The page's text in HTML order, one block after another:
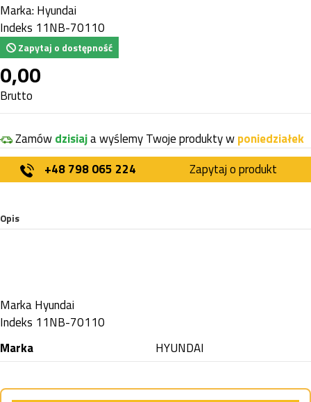
Marka: Hyundai
Indeks 11NB-70110
Zapytaj o dostępność
0,00
Brutto
Zamówdzisiaja wyślemy Twoje produkty wponiedziałek
+48 798 065 224
Zapytaj o produkt
Opis
MarkaHyundai
Indeks 11NB-70110
Marka
HYUNDAI